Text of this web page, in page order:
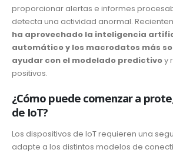
proporcionar alertas e informes
detecta una actividad anormal.
ha aprovechado la inteligencia
automático y los macrodatos más
ayudar con el modelado predictivoy
positivos.
¿Cómo puede comenzar a
de IoT?
Los dispositivos de IoT requieren una
adapte a los distintos modelos de